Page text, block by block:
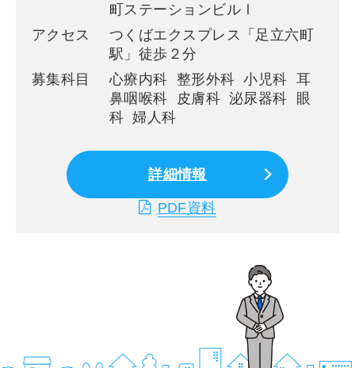
町ステーションビルⅠ
アクセス
つくばエクスプレス「足立六町
駅」徒歩２分
募集科目
心療内科 整形外科 小児科 耳
鼻咽喉科 皮膚科 泌尿器科 眼
科 婦人科
詳細情報
PDF資料